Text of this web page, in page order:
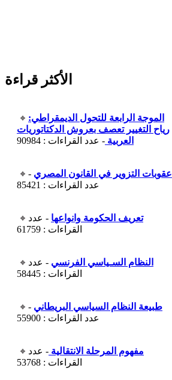
الأكثر قراءة
الموجة الرابعة للتحول الديمقراطي:
رياح التغيير تعصف بعروش الدكتاتوريات
العربية - عدد القراءات : 90984
عقوبات التزوير في القانون المصري -
عدد القراءات : 85421
تعريف الحكومة وانواعها - عدد
القراءات : 61759
النظام السـياسي الفرنسي - عدد
القراءات : 58445
طبيعة النظام السياسي البريطاني -
عدد القراءات : 55900
مفهوم المرحلة الانتقالية - عدد
القراءات : 53768